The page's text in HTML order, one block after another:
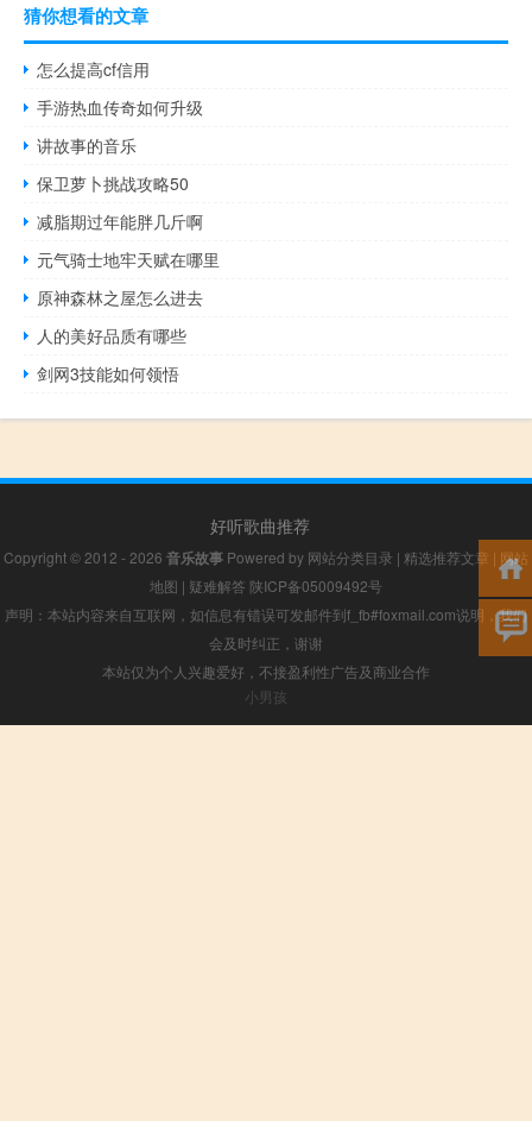
猜你想看的文章
怎么提高cf信用
手游热血传奇如何升级
讲故事的音乐
保卫萝卜挑战攻略50
减脂期过年能胖几斤啊
元气骑士地牢天赋在哪里
原神森林之屋怎么进去
人的美好品质有哪些
剑网3技能如何领悟
好听歌曲推荐
Copyright © 2012 - 2026 音乐故事 Powered by 网站分类目录 | 精选推荐文章 | 网站
地图 | 疑难解答 陕ICP备05009492号
声明：本站内容来自互联网，如信息有错误可发邮件到f_fb#foxmail.com说明，我们
会及时纠正，谢谢
本站仅为个人兴趣爱好，不接盈利性广告及商业合作
小男孩